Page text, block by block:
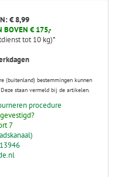
€ 8,99
BOVEN € 175,-
tot 10 kg)*
(buitenland) bestemmingen kunnen
staan vermeld bij de artikelen.
procedure
7